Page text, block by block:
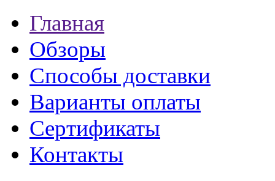
Главная
Обзоры
Способы доставки
Варианты оплаты
Сертификаты
Контакты